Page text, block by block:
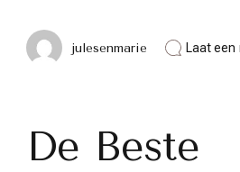
julesenmarie Laat
De Beste